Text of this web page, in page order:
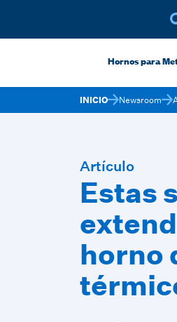
Hornos para
INICIO Newsroom
Artículo
Estas
horno